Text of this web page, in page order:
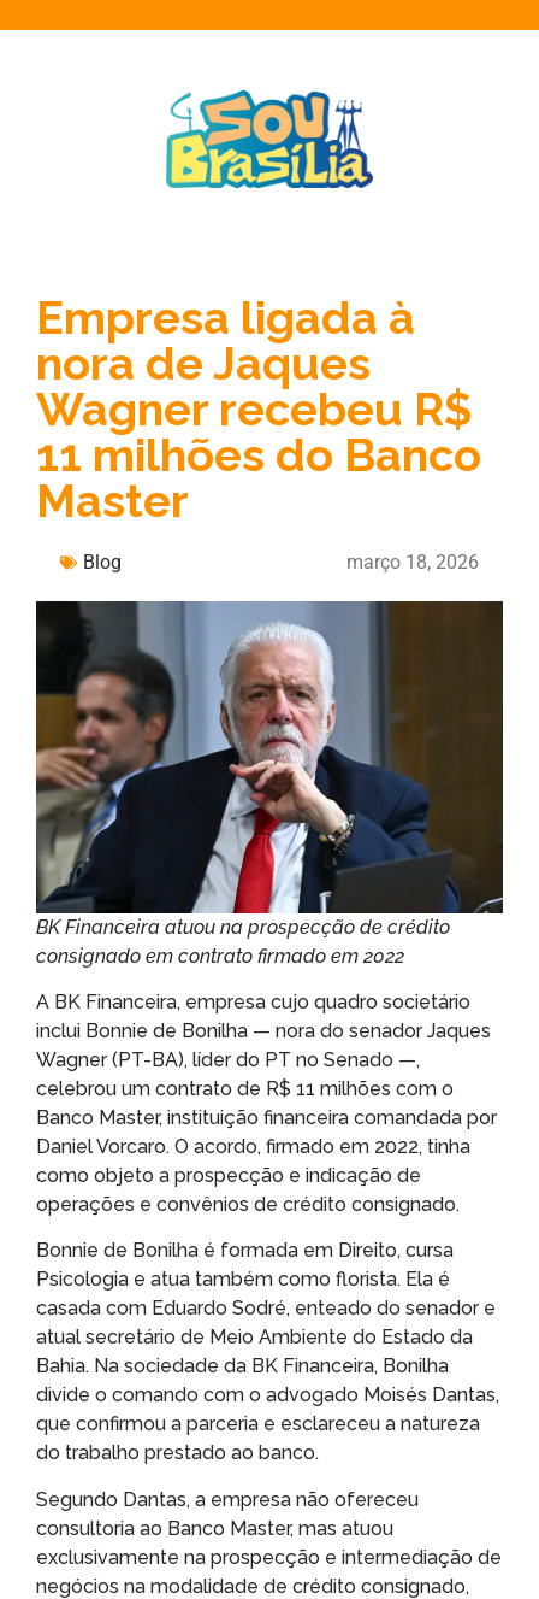
Empresa ligada à
nora de Jaques
Wagner recebeu R$
11 milhões do Banco
Master
Blog março 18, 2026
BK Financeira atuou na prospecção de crédito
consignado em contrato firmado em 2022
A BK Financeira, empresa cujo quadro societário
inclui Bonnie de Bonilha — nora do senador Jaques
Wagner (PT-BA), líder do PT no Senado —,
celebrou um contrato de R$ 11 milhões com o
Banco Master, instituição financeira comandada por
Daniel Vorcaro. O acordo, firmado em 2022, tinha
como objeto a prospecção e indicação de
operações e convênios de crédito consignado.
Bonnie de Bonilha é formada em Direito, cursa
Psicologia e atua também como florista. Ela é
casada com Eduardo Sodré, enteado do senador e
atual secretário de Meio Ambiente do Estado da
Bahia. Na sociedade da BK Financeira, Bonilha
divide o comando com o advogado Moisés Dantas,
que confirmou a parceria e esclareceu a natureza
do trabalho prestado ao banco.
Segundo Dantas, a empresa não ofereceu
consultoria ao Banco Master, mas atuou
exclusivamente na prospecção e intermediação de
negócios na modalidade de crédito consignado,